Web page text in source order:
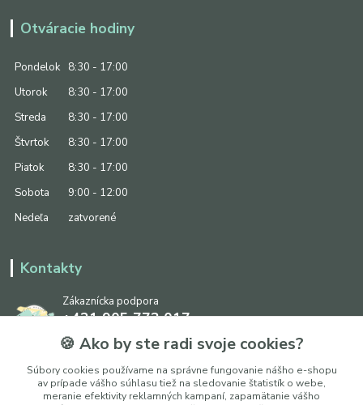
Otváracie hodiny
Pondelok
8:30 - 17:00
Utorok
8:30 - 17:00
Streda
8:30 - 17:00
Štvrtok
8:30 - 17:00
Piatok
8:30 - 17:00
Sobota
9:00 - 12:00
Nedeľa
zatvorené
Kontakty
Zákaznícka podpora
+421 905 773 017
(Po-Pia, 8:30 - 17:00, So: 9:00 - 12:00)
info@ipapier.sk
🍪 Ako by ste radi svoje cookies?
Súbory cookies používame na správne fungovanie nášho e-shopu
av prípade vášho súhlasu tiež na sledovanie štatistík o webe,
meranie efektivity reklamných kampaní, zapamätanie vášho